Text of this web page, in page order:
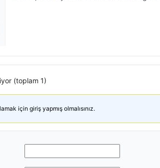
(toplam 1)
için giriş yapmış olmalısınız.